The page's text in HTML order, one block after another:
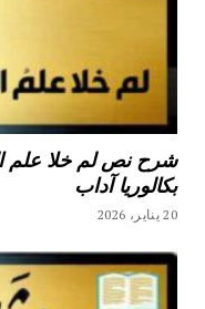
شرح نص لم خلا علم
بكالوريا آداب
20 يناير، 2026